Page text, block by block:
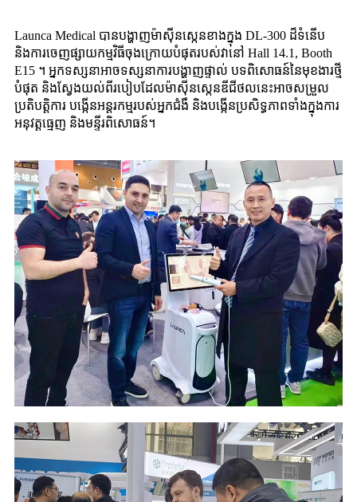
Launca Medical បានបង្ហាញម៉ាស៊ីនស្កេនខាងក្នុង DL-300 ដ៏ទំនើប
និងការចេញផ្សាយកម្មវិធីចុងក្រោយបំផុតរបស់វានៅ Hall 14.1, Booth
E15 ។ អ្នកទស្សនាអាចទស្សនាការបង្ហាញផ្ទាល់ បទពិសោធន៍នៃមុខងារថ្មី
បំផុត និងស្វែងយល់ពីរបៀបដែលម៉ាស៊ីនស្កេនឌីជីថលនេះអាចសម្រួល
ប្រតិបត្តិការ បង្កើនអន្តរកម្មរបស់អ្នកជំងឺ និងបង្កើនប្រសិទ្ធភាពទាំងក្នុងការ
អនុវត្តធ្មេញ និងមន្ទីរពិសោធន៍។